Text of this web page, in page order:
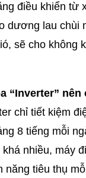
điều khiển từ
dương lau chùi
sẽ cho không
“Inverter” nên
chỉ tiết kiệm
8 tiếng mỗi
nhiều, máy
năng tiêu thụ